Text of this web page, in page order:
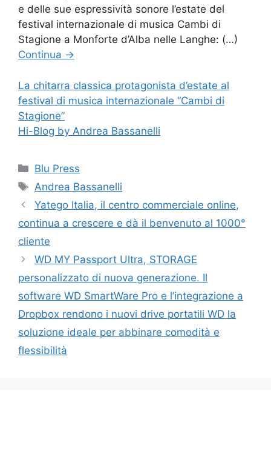
e delle sue espressività sonore l’estate del
festival internazionale di musica Cambi di
Stagione a Monforte d’Alba nelle Langhe: (…)
Continua →
La chitarra classica protagonista d’estate al
festival di musica internazionale “Cambi di
Stagione”
Hi-Blog by Andrea Bassanelli
Categorie
Blu Press
Tag
Andrea Bassanelli
Yatego Italia, il centro commerciale online,
continua a crescere e dà il benvenuto al 1000°
cliente
WD MY Passport Ultra, STORAGE
personalizzato di nuova generazione. Il
software WD SmartWare Pro e l’integrazione a
Dropbox rendono i nuovi drive portatili WD la
soluzione ideale per abbinare comodità e
flessibilità